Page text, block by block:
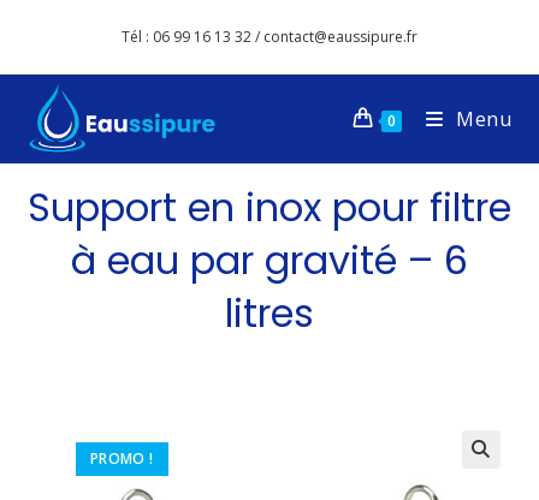
Tél : 06 99 16 13 32 / contact@eaussipure.fr
0 Menu
Support en inox pour filtre
à eau par gravité – 6
litres
PROMO !